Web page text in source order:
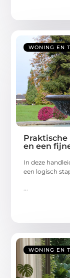
WONING EN
en een
In deze
een logisch
WONING EN